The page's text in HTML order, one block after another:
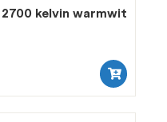
kelvin warmwit